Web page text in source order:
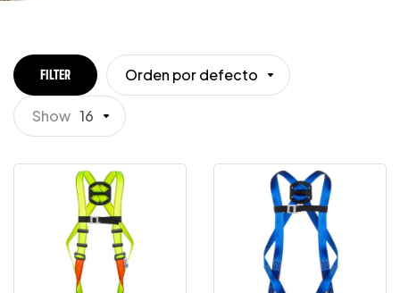
FILTER Orden por defecto
Show 16